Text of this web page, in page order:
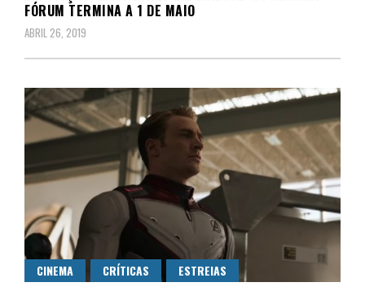
FÓRUM TERMINA A 1 DE MAIO
ABRIL 26, 2019
CINEMA CRÍTICAS ESTREIAS